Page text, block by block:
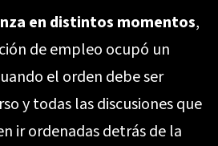
en distintos momentos,
de empleo ocupó un
el orden debe ser
y todas las discusiones que
ir ordenadas detrás de la